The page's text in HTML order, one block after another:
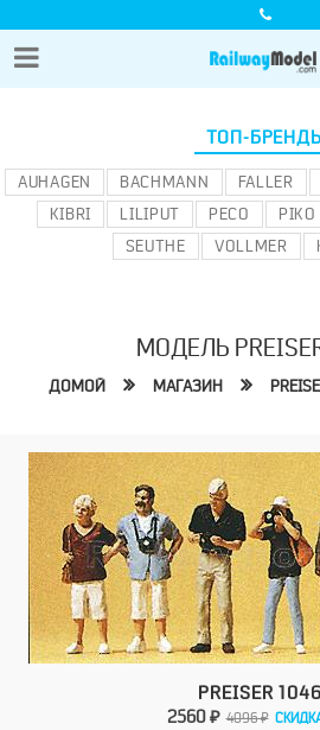
ТОП-
AUHAGEN BACHMANN FALLER
KIBRI
LILIPUT PECO PIKO
SEUTHE
VOLLMER
МОДЕЛЬ
ДОМОЙ МАГАЗИН
PREISER
2560 ₽ 4096 ₽